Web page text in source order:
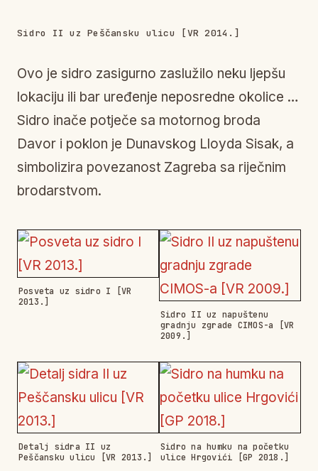
Sidro II uz Peščansku ulicu [VR 2014.]
Ovo je sidro zasigurno zaslužilo neku ljepšu
lokaciju ili bar uređenje neposredne okolice …
Sidro inače potječe sa motornog broda
Davor i poklon je Dunavskog Lloyda Sisak, a
simbolizira povezanost Zagreba sa riječnim
brodarstvom.
Posveta uz sidro I [VR
2013.]
Sidro II uz napuštenu
gradnju zgrade CIMOS-a [VR
2009.]
Detalj sidra II uz
Peščansku ulicu [VR 2013.]
Sidro na humku na početku
ulice Hrgovići [GP 2018.]